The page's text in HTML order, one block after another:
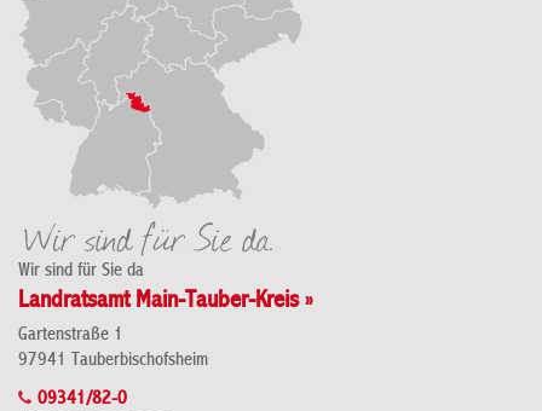
Wir sind für Sie da
Landratsamt Main-Tauber-Kreis »
Gartenstraße 1
97941 Tauberbischofsheim
09341/82-0